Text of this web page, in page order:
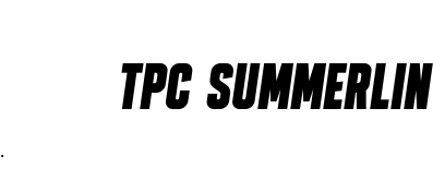
TPC SUMMERLIN